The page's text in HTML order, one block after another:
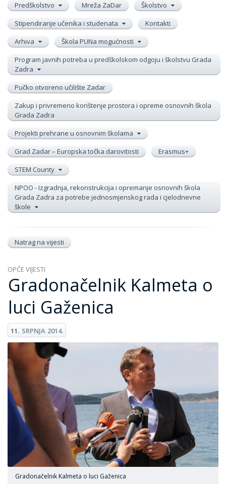
Predškolstvo
Mreža ZaDar
Školstvo
Stipendiranje učenika i studenata
Kontakti
Arhiva
Škola PUNa mogućnosti
Program javnih potreba u predškolskom odgoju i školstvu Grada
Zadra
Pučko otvoreno učilište Zadar
Zakup i privremeno korištenje prostora i opreme osnovnih škola
Grada Zadra
Projekti prehrane u osnovnim školama
Grad Zadar – Europska točka darovitosti
Erasmus+
STEM County
NPOO - Izgradnja, rekonstrukcija i opremanje osnovnih škola
Grada Zadra za potrebe jednosmjenskog rada i cjelodnevne
škole
Natrag na vijesti
OPĆE VIJESTI
Gradonačelnik Kalmeta o
luci Gaženica
11. SRPNJA 2014.
Gradonačelnik Kalmeta o luci Gaženica